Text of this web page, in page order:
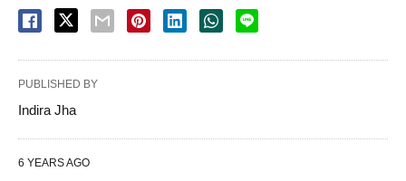
PUBLISHED BY
Indira Jha
6 YEARS AGO